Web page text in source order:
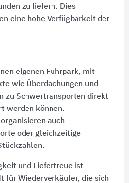
zu liefern. Dies
eine hohe Verfügbarkeit der
eigenen Fuhrpark, mit
wie Überdachungen und
zu Schwertransporten direkt
werden können.
auch
oder gleichzeitige
und Liefertreue ist
für Wiederverkäufer, die sich